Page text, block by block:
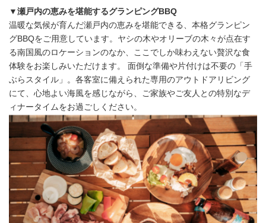
▼瀬戸内の恵みを堪能するグランピングBBQ
温暖な気候が育んだ瀬戸内の恵みを堪能できる、本格グランピン
グBBQをご用意しています。ヤシの木やオリーブの木々が点在す
る南国風のロケーションのなか、ここでしか味わえない贅沢な食
体験をお楽しみいただけます。 面倒な準備や片付けは不要の「手
ぶらスタイル」。各客室に備えられた専用のアウトドアリビング
にて、心地よい海風を感じながら、ご家族やご友人との特別なデ
ィナータイムをお過ごしください。